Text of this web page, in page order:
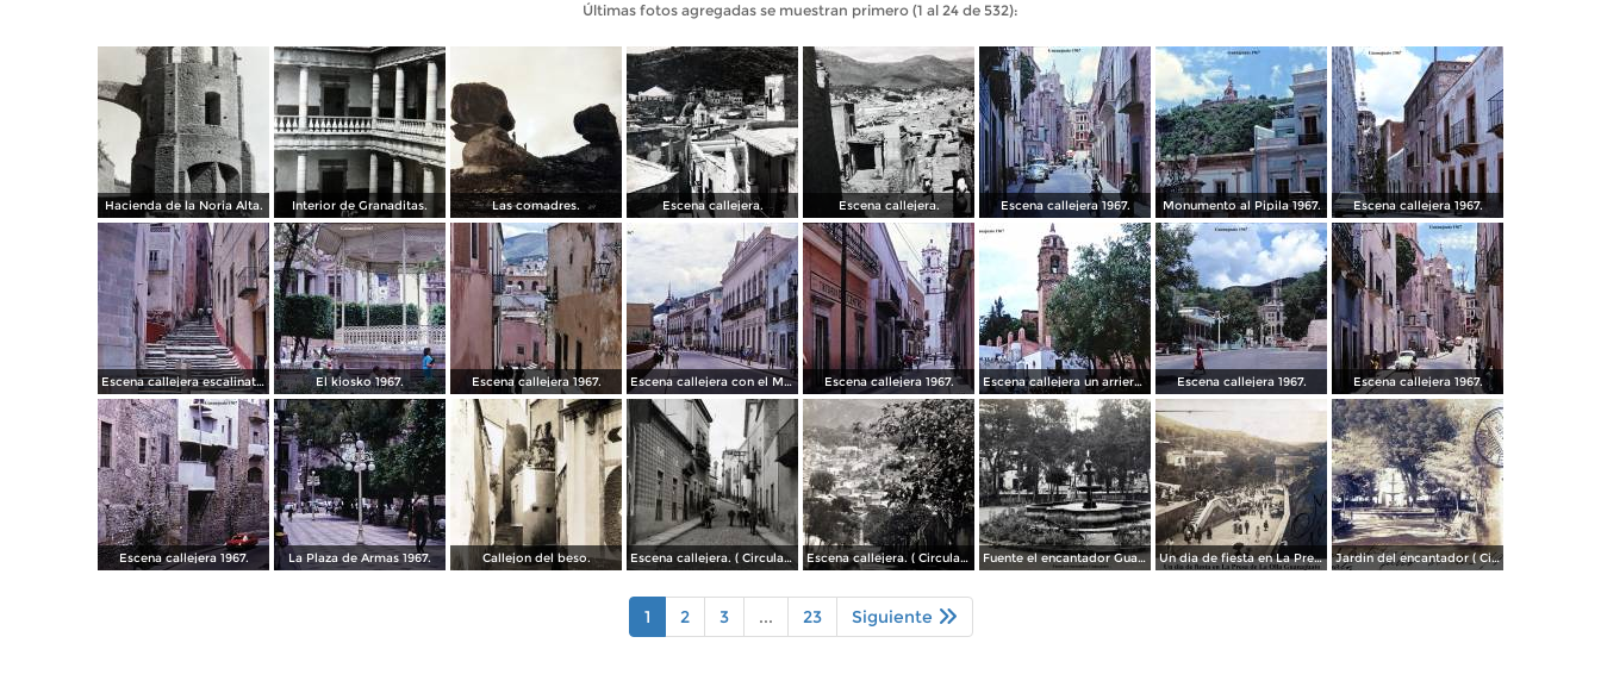
Últimas fotos agregadas se muestran primero (1 al 24 de 532):
Hacienda de la Noria Alta. Interior de Granaditas. Las comadres. Escena callejera. Escena callejera. Escena callejera 1967. Monumento al Pipila 1967. Escena callejera 1967.
Escena callejera escalinata 1967. El kiosko 1967. Escena callejera 1967. Escena callejera con el Mto al Pipila al fondo 1967. Escena callejera 1967. Escena callejera un arriero 1967. Escena callejera 1967. Escena callejera 1967.
Escena callejera 1967. La Plaza de Armas 1967. Callejon del beso. Escena callejera. ( Circulada el 13 de Mayo de 1941 ). Escena callejera. ( Circulada el 14 de Diciembre de 1930 ). Fuente el encantador Guanajuato. Un dia de fiesta en La Presa de La Olla Guanajuato ( Circulada el 9 de Agosto de 1905 ). Jardin del encantador ( Circulada el 30 de Julio de 1905 ).
1 2 3 ... 23 Siguiente